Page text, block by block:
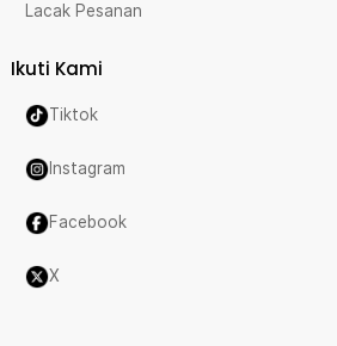
Lacak Pesanan
Ikuti Kami
Tiktok
Instagram
Facebook
X